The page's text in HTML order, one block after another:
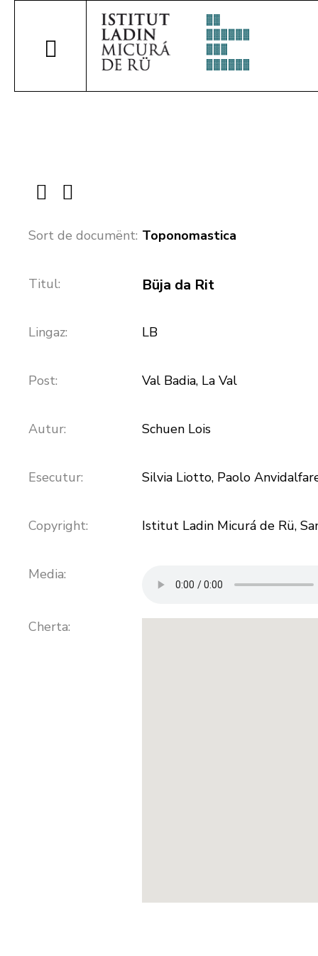
Sort de documënt: Toponomastica
Titul: Büja da Rit
Lingaz: LB
Post: Val Badia, La Val
Autur: Schuen Lois
Esecutur: Silvia Liotto, Paolo
Copyright: Istitut Ladin Micurá de Rü,
Media:
Cherta: